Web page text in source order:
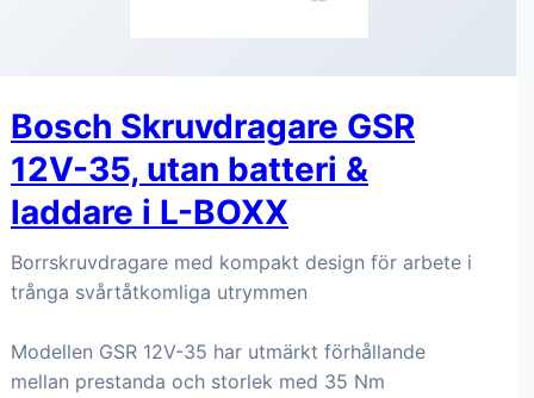
Bosch Skruvdragare GSR
12V-35, utan batteri &
laddare i L-BOXX
Borrskruvdragare med kompakt design för arbete i
trånga svårtåtkomliga utrymmen
Modellen GSR 12V-35 har utmärkt förhållande
mellan prestanda och storlek med 35 Nm